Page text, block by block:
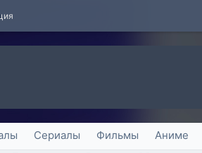
Сериалы Фильмы Аниме